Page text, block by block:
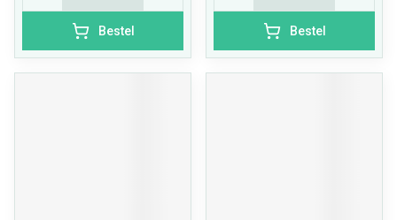
Bestel Bestel